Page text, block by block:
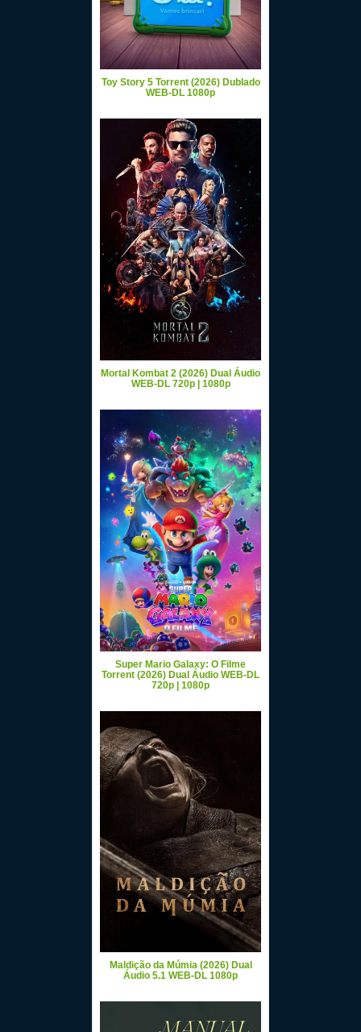
Toy Story 5 Torrent (2026) Dublado
WEB-DL 1080p
Mortal Kombat 2 (2026) Dual Áudio
WEB-DL 720p | 1080p
Super Mario Galaxy: O Filme
Torrent (2026) Dual Áudio WEB-DL
720p | 1080p
Maldição da Múmia (2026) Dual
Áudio 5.1 WEB-DL 1080p